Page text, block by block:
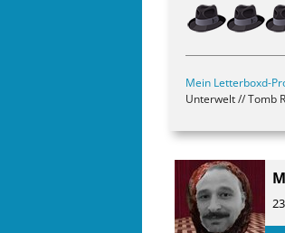
Mein Letterboxd-
Unterwelt // Tomb